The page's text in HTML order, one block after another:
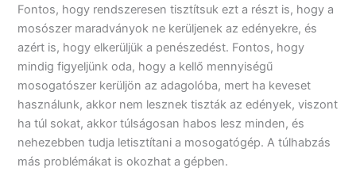
Fontos, hogy rendszeresen tisztítsuk ezt a részt is, hogy a
mosószer maradványok ne kerüljenek az edényekre, és
azért is, hogy elkerüljük a penészedést. Fontos, hogy
mindig figyeljünk oda, hogy a kellő mennyiségű
mosogatószer kerüljön az adagolóba, mert ha keveset
használunk, akkor nem lesznek tiszták az edények, viszont
ha túl sokat, akkor túlságosan habos lesz minden, és
nehezebben tudja letisztítani a mosogatógép. A túlhabzás
más problémákat is okozhat a gépben.